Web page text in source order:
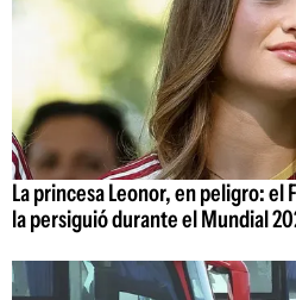
La princesa Leonor, en peligro: el
la persiguió durante el Mundial